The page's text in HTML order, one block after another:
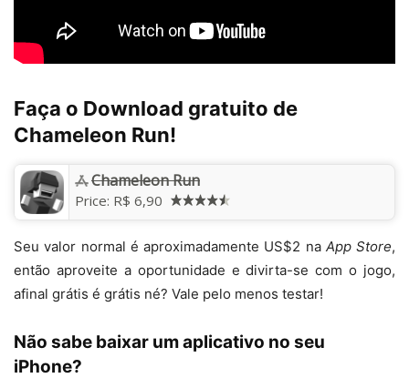
Faça o Download gratuito de
Chameleon Run!
Chameleon Run
Price: R$ 6,90
Seu valor normal é aproximadamente US$2 na App Store,
então aproveite a oportunidade e divirta-se com o jogo,
afinal grátis é grátis né? Vale pelo menos testar!
Não sabe baixar um aplicativo no seu
iPhone?